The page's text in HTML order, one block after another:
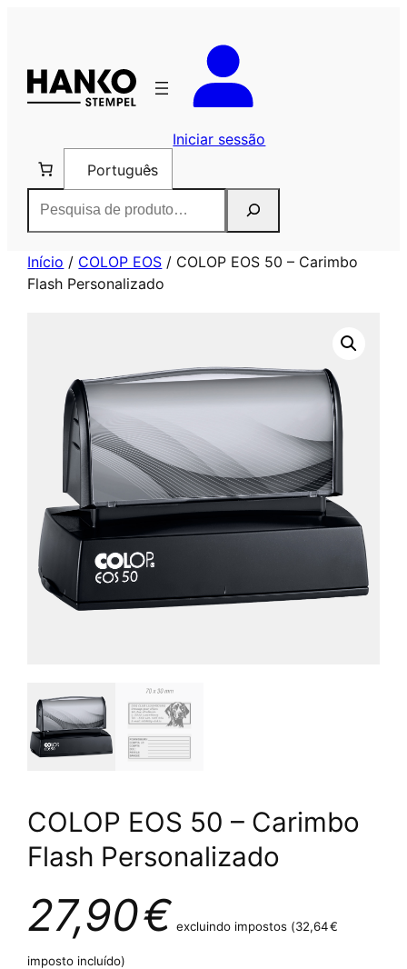
conteúdo
Iniciar sessão
Português
Início / COLOP EOS / COLOP EOS 50 – Carimbo
Flash Personalizado
COLOP EOS 50 – Carimbo
Flash Personalizado
27,90€ excluindo impostos (32,64€
imposto incluído)